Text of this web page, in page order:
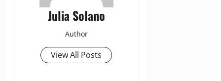
Julia Solano
Author
View All Posts